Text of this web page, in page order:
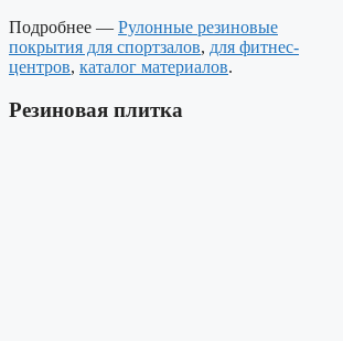
Подробнее — Рулонные резиновые
покрытия для спортзалов, для фитнес-
центров, каталог материалов.
Резиновая плитка